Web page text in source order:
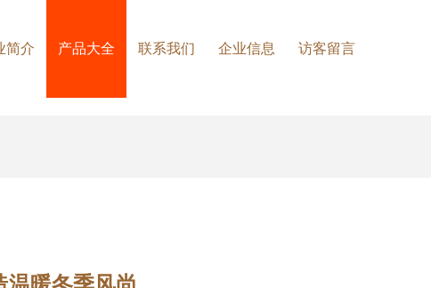
简介 产品大全 联系我们 企业信息 访客留言